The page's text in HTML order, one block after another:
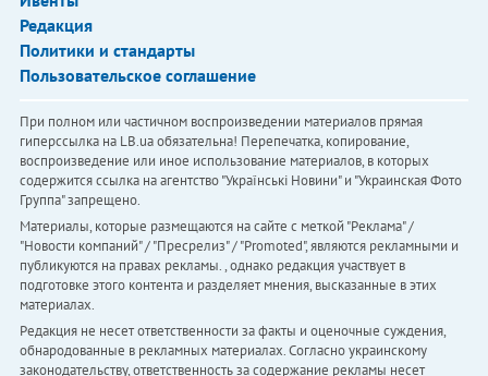
Редакция
Политики и стандарты
Пользовательское соглашение
При полном или частичном воспроизведении материалов прямая
гиперссылка на LB.ua обязательна! Перепечатка, копирование,
воспроизведение или иное использование материалов, в которых
содержится ссылка на агентство "Українськi Новини" и "Украинская Фото
Группа" запрещено.
Материалы, которые размещаются на сайте с меткой "Реклама" /
"Новости компаний" / "Пресрелиз" / "Promoted", являются рекламными и
публикуются на правах рекламы. , однако редакция участвует в
подготовке этого контента и разделяет мнения, высказанные в этих
материалах.
Редакция не несет ответственности за факты и оценочные суждения,
обнародованные в рекламных материалах. Согласно украинскому
законодательству, ответственность за содержание рекламы несет